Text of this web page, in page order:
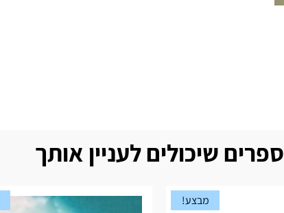
ספרים שיכולים לעניין אותך
מבצע!